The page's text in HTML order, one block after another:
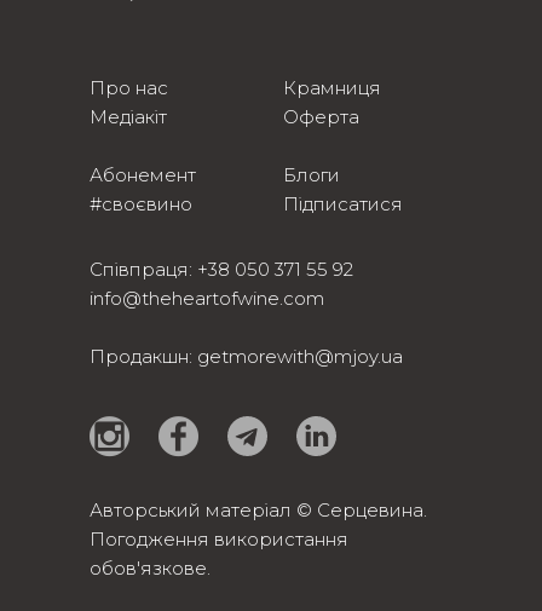
Про нас
Медіакіт
Абонемент
#своєвино
Крамниця
Оферта
Блоги
Підписатися
Співпраця: +38 050 371 55 92
info@theheartofwine.com
Продакшн: getmorewith@mjoy.ua
Авторський матеріал © Серцевина.
Погодження використання
обов'язкове.